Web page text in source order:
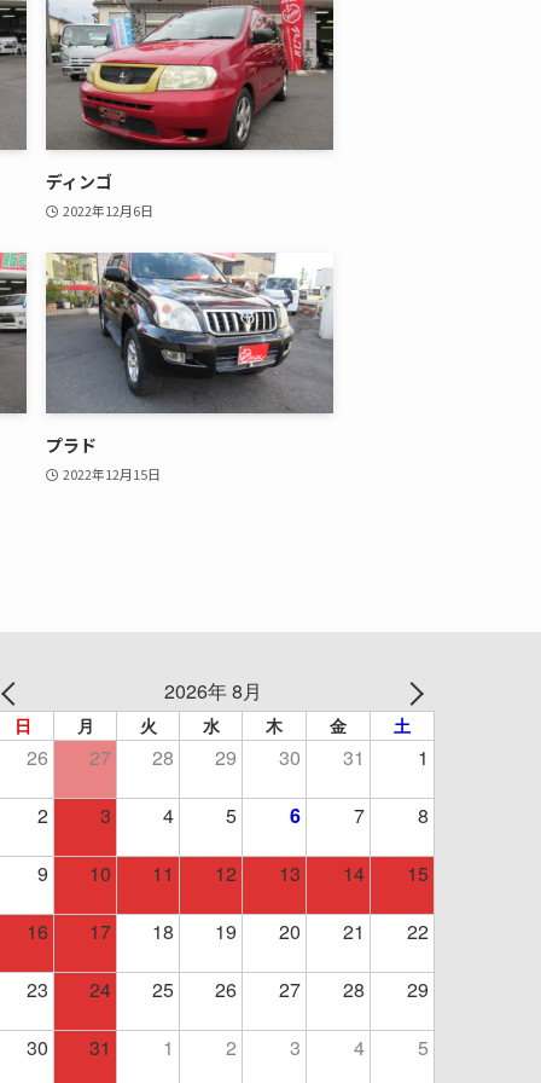
ディンゴ
2022年12月6日
プラド
2022年12月15日
2026年 8月
日 月 火 水 木 金 土
26 27 28 29 30 31 1
2 3 4 5 6 7 8
9 10 11 12 13 14 15
16 17 18 19 20 21 22
23 24 25 26 27 28 29
30 31 1 2 3 4 5